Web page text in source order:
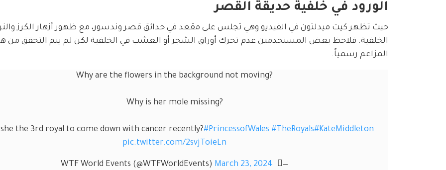
الورود في خلفية حديقة القصر
حيث تظهر كيت ميدلتون في الفيديو وهي تجلس على مقعد في حدائق قصر وندسور، مع ظهور أزهار الكرز
الخلفية. فلاحظ بعض المستخدمين عدم تحرك أوراق الشجر أو العشب في الخلفية لكن لم يتم التحقق من
المزاعم رسمياً.
Why are the flowers in the background not moving?
Why is her mole missing?
she the 3rd royal to come down with cancer recently?#PrincessofWales #TheRoyals#KateMiddleton
pic.twitter.com/2svjToieLn
— ⃤ WTF World Events (@WTFWorldEvents)
March 23, 2024